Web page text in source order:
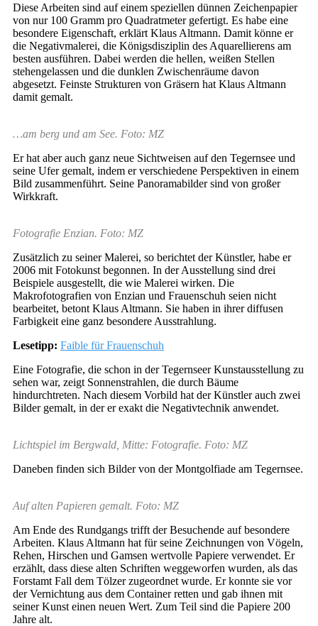
Diese Arbeiten sind auf einem speziellen dünnen Zeichenpapier
von nur 100 Gramm pro Quadratmeter gefertigt. Es habe eine
besondere Eigenschaft, erklärt Klaus Altmann. Damit könne er
die Negativmalerei, die Königsdisziplin des Aquarellierens am
besten ausführen. Dabei werden die hellen, weißen Stellen
stehengelassen und die dunklen Zwischenräume davon
abgesetzt. Feinste Strukturen von Gräsern hat Klaus Altmann
damit gemalt.
…am berg und am See. Foto: MZ
Er hat aber auch ganz neue Sichtweisen auf den Tegernsee und
seine Ufer gemalt, indem er verschiedene Perspektiven in einem
Bild zusammenführt. Seine Panoramabilder sind von großer
Wirkkraft.
Fotografie Enzian. Foto: MZ
Zusätzlich zu seiner Malerei, so berichtet der Künstler, habe er
2006 mit Fotokunst begonnen. In der Ausstellung sind drei
Beispiele ausgestellt, die wie Malerei wirken. Die
Makrofotografien von Enzian und Frauenschuh seien nicht
bearbeitet, betont Klaus Altmann. Sie haben in ihrer diffusen
Farbigkeit eine ganz besondere Ausstrahlung.
Lesetipp: Faible für Frauenschuh
Eine Fotografie, die schon in der Tegernseer Kunstausstellung zu
sehen war, zeigt Sonnenstrahlen, die durch Bäume
hindurchtreten. Nach diesem Vorbild hat der Künstler auch zwei
Bilder gemalt, in der er exakt die Negativtechnik anwendet.
Lichtspiel im Bergwald, Mitte: Fotografie. Foto: MZ
Daneben finden sich Bilder von der Montgolfiade am Tegernsee.
Auf alten Papieren gemalt. Foto: MZ
Am Ende des Rundgangs trifft der Besuchende auf besondere
Arbeiten. Klaus Altmann hat für seine Zeichnungen von Vögeln,
Rehen, Hirschen und Gamsen wertvolle Papiere verwendet. Er
erzählt, dass diese alten Schriften weggeworfen wurden, als das
Forstamt Fall dem Tölzer zugeordnet wurde. Er konnte sie vor
der Vernichtung aus dem Container retten und gab ihnen mit
seiner Kunst einen neuen Wert. Zum Teil sind die Papiere 200
Jahre alt.